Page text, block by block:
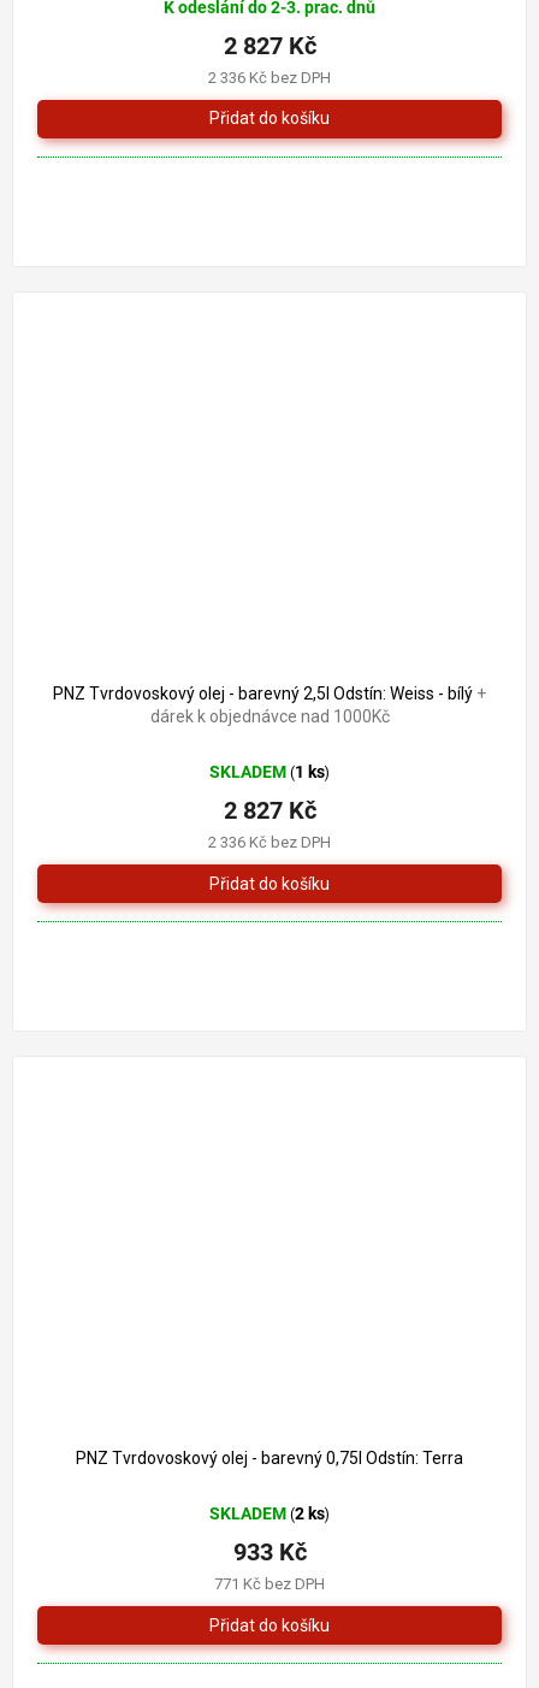
K odeslání do 2-3. prac. dnů
2 336 Kč bez DPH
2 827 Kč
PNZ Tvrdovoskový olej - barevný 2,5l Odstín: Weiss - bílý +
dárek k objednávce nad 1000Kč
SKLADEM (1 ks)
2 336 Kč bez DPH
2 827 Kč
PNZ Tvrdovoskový olej - barevný 0,75l Odstín: Terra
SKLADEM (2 ks)
771 Kč bez DPH
933 Kč